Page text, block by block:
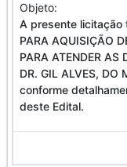
Objeto:
A presente licitação
PARA AQUISIÇÃO
PARA ATENDER AS
DR. GIL ALVES, DO
conforme
deste Edital.